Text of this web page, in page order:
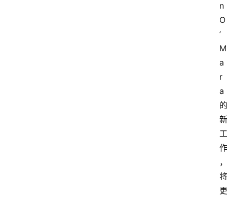
n
O
’
M
a
r
a
的
新
工
作
，
将
更